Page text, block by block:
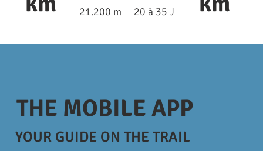
21.200 m 20 à 35 J
THE MOBILE APP
YOUR GUIDE ON THE TRAIL